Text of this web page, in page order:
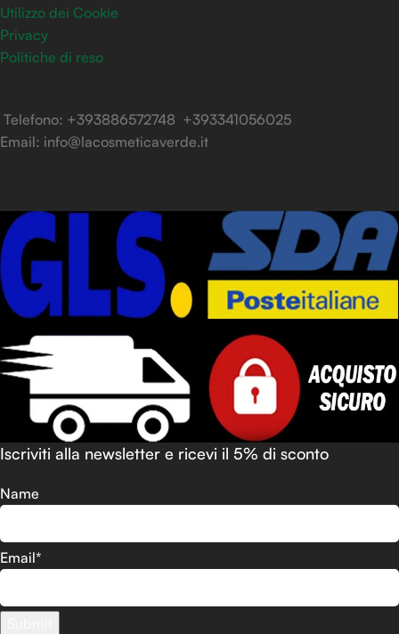
Utilizzo dei Cookie
Privacy
Politiche di reso
Telefono: +393886572748 +393341056025
Email: info@lacosmeticaverde.it
Iscriviti alla newsletter e ricevi il 5% di sconto
Name
Email*